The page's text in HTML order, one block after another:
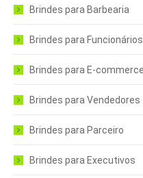
Brindes para Barbearia
Brindes para Funcionários
Brindes para E-commerce
Brindes para Vendedores
Brindes para Parceiro
Brindes para Executivos